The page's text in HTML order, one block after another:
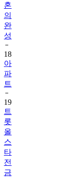
혼
의
완
성
18
아
파
트
19
트
롯
올
스
타
전
금